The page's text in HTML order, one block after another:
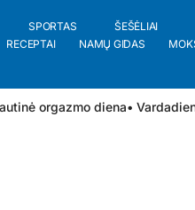
SPORTAS ŠEŠĖLIAI
RECEPTAI NAMŲ GIDAS
orgazmo diena•